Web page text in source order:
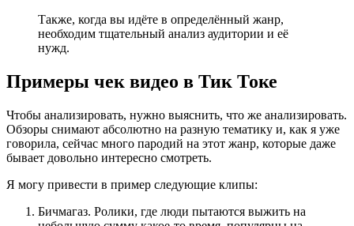
Также, когда вы идёте в определённый жанр,
необходим тщательный анализ аудитории и её
нужд.
Примеры чек видео в Тик Токе
Чтобы анализировать, нужно выяснить, что же анализировать.
Обзоры снимают абсолютно на разную тематику и, как я уже
говорила, сейчас много пародий на этот жанр, которые даже
бывает довольно интересно смотреть.
Я могу привести в пример следующие клипы:
Бичмагаз. Ролики, где люди пытаются выжить на